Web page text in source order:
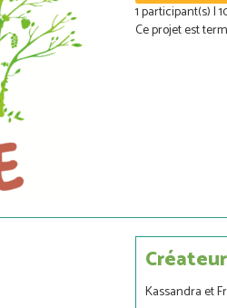
1 participant(s) |
Ce projet est
Créateur
Kassandra et